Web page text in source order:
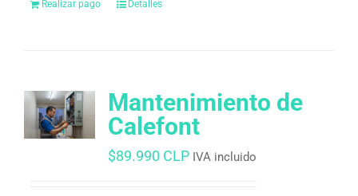
Realizar pago Detalles
Mantenimiento de
Calefont
$89.990 CLP IVA incluido